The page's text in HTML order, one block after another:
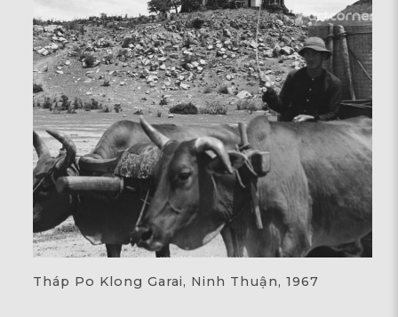
Tháp Po Klong Garai, Ninh Thuận, 1967